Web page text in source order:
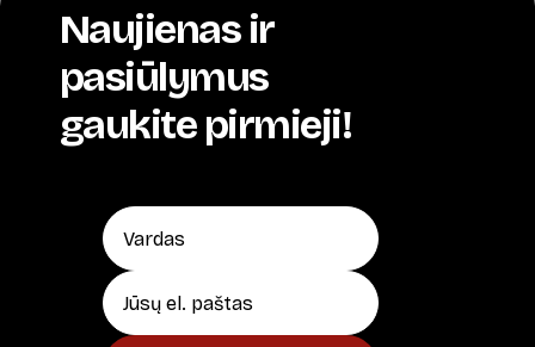
Naujienas ir
pasiūlymus
gaukite pirmieji!